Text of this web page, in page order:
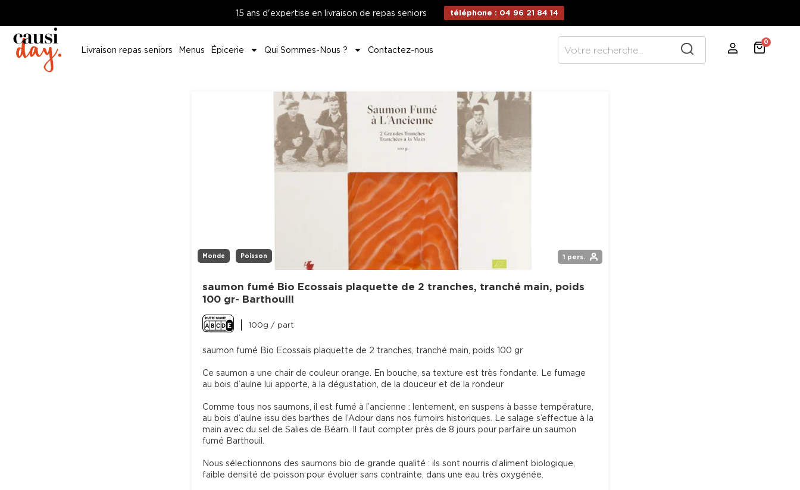
15 ans d'expertise en livraison de repas seniors téléphone : 04 96 21 84 14
Livraison repas seniors Menus Épicerie Qui Sommes-Nous ? Contactez-nous
0
Monde Poisson 1 pers.
saumon fumé Bio Ecossais plaquette de 2 tranches, tranché main, poids
100 gr- Barthouill
100g / part
saumon fumé Bio Ecossais plaquette de 2 tranches, tranché main, poids 100 gr
Ce saumon a une chair de couleur orange. En bouche, sa texture est très fondante. Le fumage
au bois d’aulne lui apporte, à la dégustation, de la douceur et de la rondeur
Comme tous nos saumons, il est fumé à l’ancienne : lentement, en suspens à basse température,
au bois d’aulne issu des barthes de l’Adour dans nos fumoirs historiques. Le salage s’effectue à la
main avec du sel de Salies de Béarn. Il faut compter près de 8 jours pour parfaire un saumon
fumé Barthouil.
Nous sélectionnons des saumons bio de grande qualité : ils sont nourris d’aliment biologique,
faible densité de poisson pour évoluer sans contrainte, dans une eau très oxygénée.